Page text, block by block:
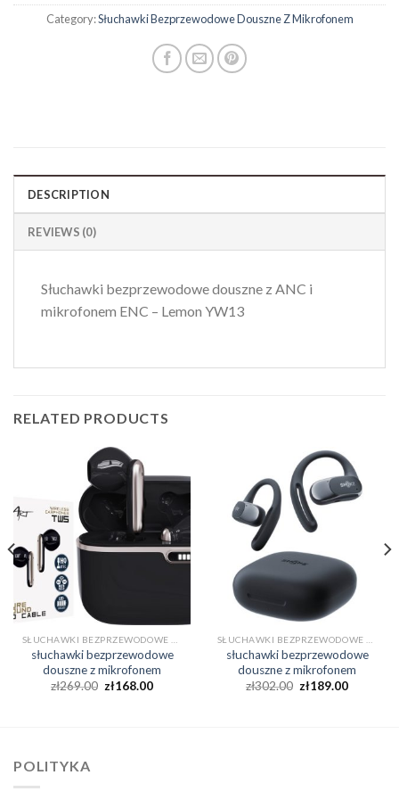
Category:Słuchawki Bezprzewodowe Douszne Z Mikrofonem
DESCRIPTION
REVIEWS (0)
Słuchawki bezprzewodowe douszne z ANC i
mikrofonem ENC – Lemon YW13
RELATED PRODUCTS
słuchawki bezprzewodowe
douszne z mikrofonem
zł269.00 zł168.00
słuchawki bezprzewodowe
douszne z mikrofonem
zł302.00 zł189.00
POLITYKA